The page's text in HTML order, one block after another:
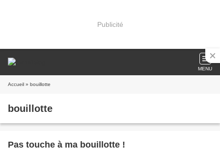
Publicité
MENU
Accueil » bouillotte
bouillotte
Pas touche à ma bouillotte !